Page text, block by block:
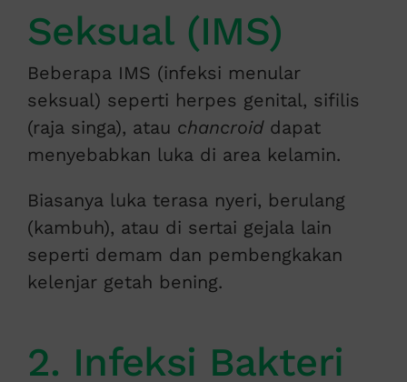
Seksual (IMS)
Beberapa IMS (infeksi menular
seksual) seperti herpes genital, sifilis
(raja singa), atau chancroiddapat
menyebabkan luka di area kelamin.
Biasanya luka terasa nyeri, berulang
(kambuh), atau di sertai gejala lain
seperti demam dan pembengkakan
kelenjar getah bening.
2. Infeksi Bakteri